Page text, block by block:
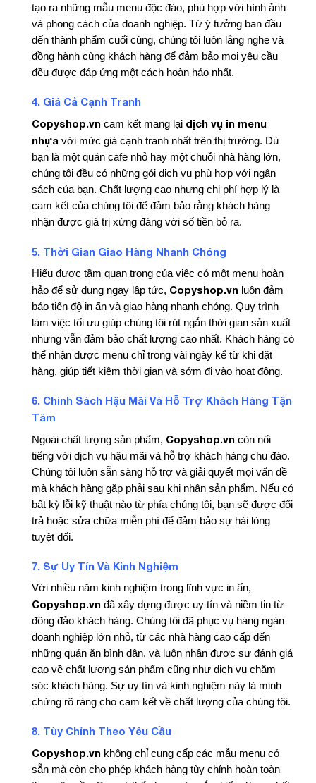
tạo ra những mẫu menu độc đáo, phù hợp với hình ảnh
và phong cách của doanh nghiệp. Từ ý tưởng ban đầu
đến thành phẩm cuối cùng, chúng tôi luôn lắng nghe và
đồng hành cùng khách hàng để đảm bảo mọi yêu cầu
đều được đáp ứng một cách hoàn hảo nhất.
4. Giá Cả Cạnh Tranh
Copyshop.vn cam kết mang lại dịch vụ in menu
nhựa với mức giá cạnh tranh nhất trên thị trường. Dù
bạn là một quán cafe nhỏ hay một chuỗi nhà hàng lớn,
chúng tôi đều có những gói dịch vụ phù hợp với ngân
sách của bạn. Chất lượng cao nhưng chi phí hợp lý là
cam kết của chúng tôi để đảm bảo rằng khách hàng
nhận được giá trị xứng đáng với số tiền bỏ ra.
5. Thời Gian Giao Hàng Nhanh Chóng
Hiểu được tầm quan trọng của việc có một menu hoàn
hảo để sử dụng ngay lập tức, Copyshop.vn luôn đảm
bảo tiến độ in ấn và giao hàng nhanh chóng. Quy trình
làm việc tối ưu giúp chúng tôi rút ngắn thời gian sản xuất
nhưng vẫn đảm bảo chất lượng cao nhất. Khách hàng có
thể nhận được menu chỉ trong vài ngày kể từ khi đặt
hàng, giúp tiết kiệm thời gian và sớm đi vào hoạt động.
6. Chính Sách Hậu Mãi Và Hỗ Trợ Khách Hàng Tận
Tâm
Ngoài chất lượng sản phẩm, Copyshop.vn còn nổi
tiếng với dịch vụ hậu mãi và hỗ trợ khách hàng chu đáo.
Chúng tôi luôn sẵn sàng hỗ trợ và giải quyết mọi vấn đề
mà khách hàng gặp phải sau khi nhận sản phẩm. Nếu có
bất kỳ lỗi kỹ thuật nào từ phía chúng tôi, bạn sẽ được đổi
trả hoặc sửa chữa miễn phí để đảm bảo sự hài lòng
tuyệt đối.
7. Sự Uy Tín Và Kinh Nghiệm
Với nhiều năm kinh nghiệm trong lĩnh vực in ấn,
Copyshop.vn đã xây dựng được uy tín và niềm tin từ
đông đảo khách hàng. Chúng tôi đã phục vụ hàng ngàn
doanh nghiệp lớn nhỏ, từ các nhà hàng cao cấp đến
những quán ăn bình dân, và luôn nhận được sự đánh giá
cao về chất lượng sản phẩm cũng như dịch vụ chăm
sóc khách hàng. Sự uy tín và kinh nghiệm này là minh
chứng rõ ràng cho cam kết về chất lượng của chúng tôi.
8. Tùy Chỉnh Theo Yêu Cầu
Copyshop.vn không chỉ cung cấp các mẫu menu có
sẵn mà còn cho phép khách hàng tùy chỉnh hoàn toàn